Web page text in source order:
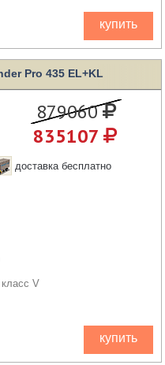
купить
Pro 435 EL+KL
879060
835107
доставка бесплатно
V
купить